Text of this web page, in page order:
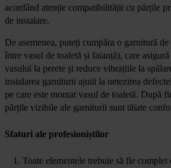
acordând atenție compatibilității cu părțile
de instalare.
De asemenea, puteți cumpăra o garnitură
între vasul de toaletă și faianță), care asigură
vasului la perete și reduce vibrațiile la
instalarea garniturii ajută la netezirea
pe care este montat vasul de toaletă. După
părțile vizibile ale garniturii sunt tăiate
Sfaturi ale profesioniștilor
Toate elementele trebuie să fie